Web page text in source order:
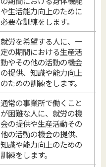
や生活能力向上のために
必要な訓練をします。
就労を希望する人に、一
定の期間における生産活
動やその他の活動の機会
の提供、知識や能力向上
のための訓練をします。
通常の事業所で働くこと
が困難な人に、就労の機
会の提供や生産活動その
他の活動の機会の提供、
知識や能力向上のための
訓練をします。